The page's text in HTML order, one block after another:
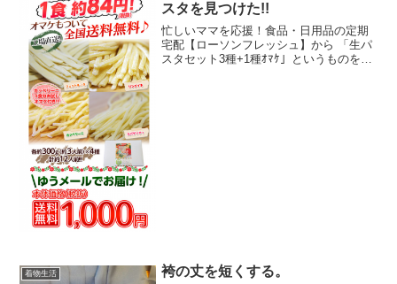
スタを見つけた!!
忙しいママを応援！食品・日用品の定期
宅配【ローソンフレッシュ】から 「生パ
スタセット3種+1種ｵﾏｹ」というものを見
着物生活 袴の丈を短くする。